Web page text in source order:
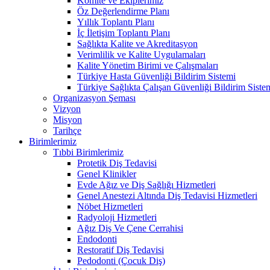
Öz Değerlendirme Planı
Yıllık Toplantı Planı
İç İletişim Toplantı Planı
Sağlıkta Kalite ve Akreditasyon
Verimlilik ve Kalite Uygulamaları
Kalite Yönetim Birimi ve Çalışmaları
Türkiye Hasta Güvenliği Bildirim Sistemi
Türkiye Sağlıkta Çalışan Güvenliği Bildirim
Organizasyon Şeması
Vizyon
Misyon
Tarihçe
Birimlerimiz
Tıbbi Birimlerimiz
Protetik Diş Tedavisi
Genel Klinikler
Evde Ağız ve Diş Sağlığı Hizmetleri
Genel Anestezi Altında Diş Tedavisi Hizmetleri
Nöbet Hizmetleri
Radyoloji Hizmetleri
Ağız Diş Ve Çene Cerrahisi
Endodonti
Restoratif Diş Tedavisi
Pedodonti (Çocuk Diş)